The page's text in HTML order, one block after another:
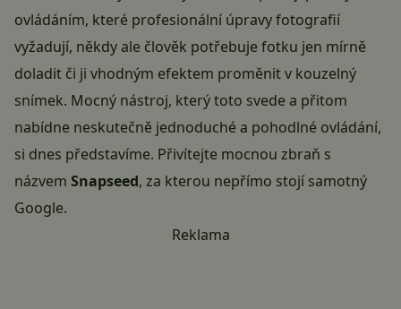
ovládáním, které profesionální úpravy fotografií
vyžadují, někdy ale člověk potřebuje fotku jen mírně
doladit či ji vhodným efektem proměnit v kouzelný
snímek. Mocný nástroj, který toto svede a přitom
nabídne neskutečně jednoduché a pohodlné ovládání,
si dnes představíme. Přivítejte mocnou zbraň s
názvem Snapseed, za kterou nepřímo stojí samotný
Google.
Reklama